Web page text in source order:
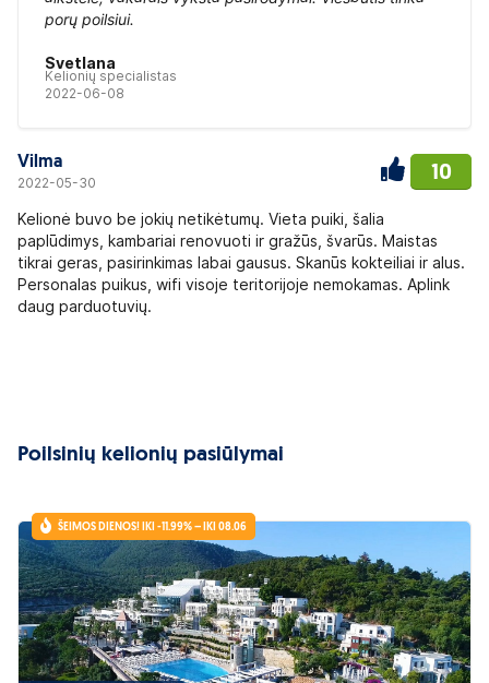
porų poilsiui.
Svetlana
Kelionių specialistas
2022-06-08
Vilma
2022-05-30 10
Kelionė buvo be jokių netikėtumų. Vieta puiki, šalia
paplūdimys, kambariai renovuoti ir gražūs, švarūs. Maistas
tikrai geras, pasirinkimas labai gausus. Skanūs kokteiliai ir alus.
Personalas puikus, wifi visoje teritorijoje nemokamas. Aplink
daug parduotuvių.
Poilsinių kelionių pasiūlymai
ŠEIMOS DIENOS! IKI -11.99% – IKI 08.06